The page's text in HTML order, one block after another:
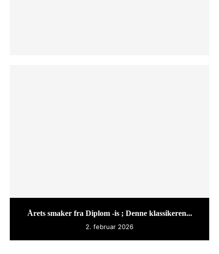
Årets smaker fra Diplom -is ; Denne klassikeren...
2. februar 2026